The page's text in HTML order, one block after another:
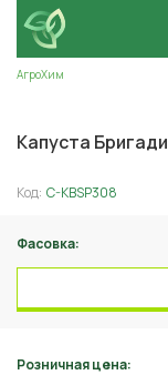
АгроХим
Капуста
Код: C-KBSP308
Фасовка:
Розничная цена: